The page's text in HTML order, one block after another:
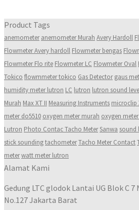
Product Tags
anemometer anemometer Murah Avery Hardoll
Flowmeter Avery hardoll Flowmeter bengas
Flowmeter Flo rite Flowmeter LC Flowmeter Oval
Tokico flowmmeter tokico Gas Detector gaus
humidity meter lutron LC lutron lutron sound
Murah Max XT II Measuring Instruments microclip
meter do5510 oxygen meter murah oxygen
Lutron Photo Contac Tacho MeterSanwa sound
stick soundingtachometerTacho Meter Contact
meterwatt meter lutron
Alamat Kami
Gedung LTC glodok Lantai UG Blok C 7
No.127 Jakarta Barat